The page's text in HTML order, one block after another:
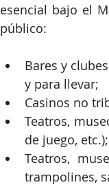
esencial bajo el
público:
Bares y
y para llevar;
Casinos no
Teatros,
de juego, etc.);
Teatros,
trampolines,